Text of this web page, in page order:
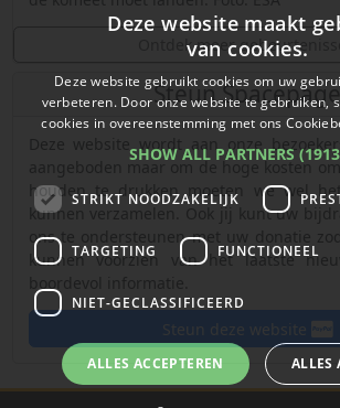
Ontdek meer
Steun Spacepage
Deze website wordt aan onze
aangeboden maar om de hoge kosten
houden te drukken moeten we wel
kunnen verzamelen. Ook jij kunt uw
ons te ondersteunen met uw donatie
kunnen voorzien van het laatste
Steun deze website
Deze website maakt
van cookies.
Deze website gebruikt cookies om uw
verbeteren. Door onze website te gebruiken,
cookies in overeenstemming met ons
SHOW ALL PARTNERS
STRIKT NOODZAKELIJK
TARGETING FUNCTIONEEL
NIET-GECLASSIFICEERD
ALLES ACCEPTEREN ALLES